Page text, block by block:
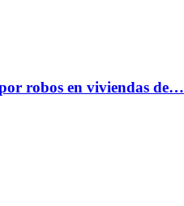
por robos en viviendas de…